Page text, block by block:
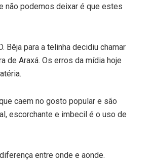
não podemos deixar é que estes
Bêja para a telinha decidiu chamar
de Araxá. Os erros da mídia hoje
caem no gosto popular e são
escorchante e imbecil é o uso de
entre onde e aonde.